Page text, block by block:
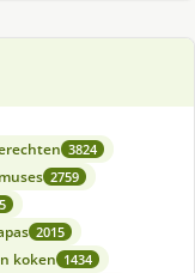
3824
2759
2015
koken 1434